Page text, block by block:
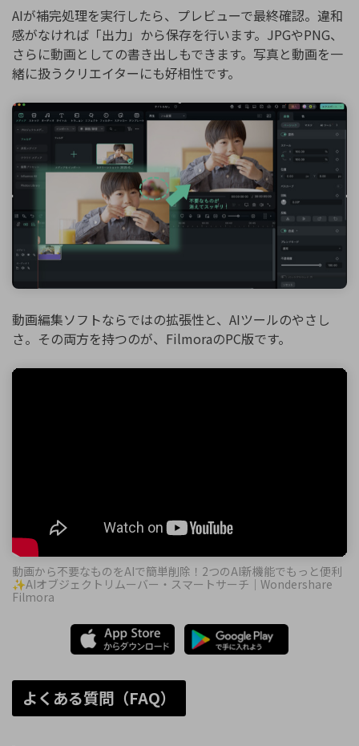
AIが補完処理を実行したら、プレビューで最終確認。違和
感がなければ「出力」から保存を行います。JPGやPNG、
さらに動画としての書き出しもできます。写真と動画を一
緒に扱うクリエイターにも好相性です。
動画編集ソフトならではの拡張性と、AIツールのやさし
さ。その両方を持つのが、FilmoraのPC版です。
動画から不要なものをAIで簡単削除！2つのAI新機能でもっと便利
✨️AIオブジェクトリムーバー・スマートサーチ｜Wondershare
Filmora
よくある質問（FAQ）